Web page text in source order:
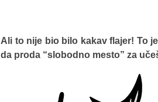
Ali to nije bio bilo kakav flajer! To
da proda “slobodno mesto” za